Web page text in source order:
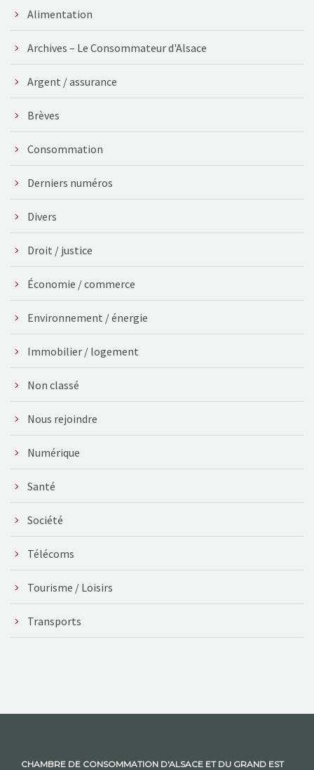
Alimentation
Archives – Le Consommateur d'Alsace
Argent / assurance
Brèves
Consommation
Derniers numéros
Divers
Droit / justice
Économie / commerce
Environnement / énergie
Immobilier / logement
Non classé
Nous rejoindre
Numérique
Santé
Société
Télécoms
Tourisme / Loisirs
Transports
CHAMBRE DE CONSOMMATION D'ALSACE ET DU GRAND EST